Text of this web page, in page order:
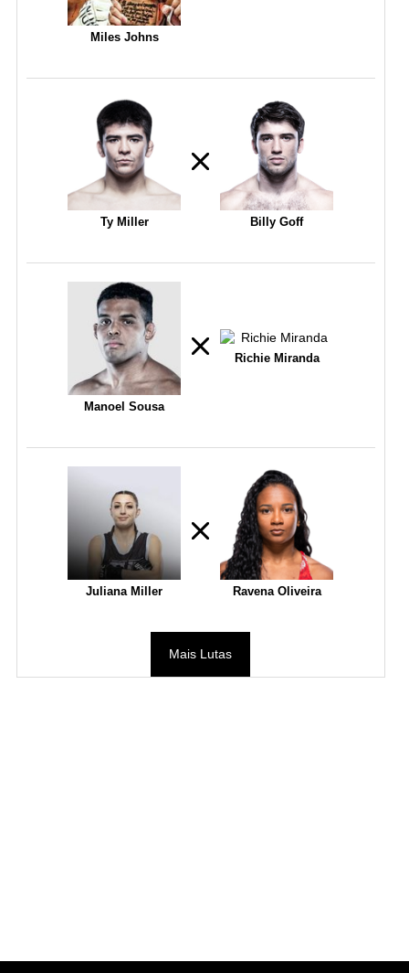
Miles Johns
Ty Miller Billy Goff
Manoel Sousa
Richie Miranda
Juliana Miller Ravena Oliveira
Mais Lutas